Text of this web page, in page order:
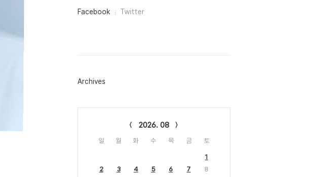
페
그
Facebook Twitter
Archives
2026. 08
일 월 화 수 목 금 토
1
2
3 4 5 6 7
8